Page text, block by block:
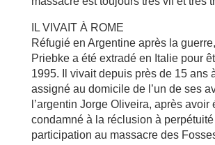
IL VIVAIT À ROME
Réfugié en Argentine après la
Priebke a été extradé en Italie pour
1995. Il vivait depuis près de 15 ans
assigné au domicile de l’un de ses
l’argentin Jorge Oliveira, après avoir
condamné à la réclusion à
participation au massacre des